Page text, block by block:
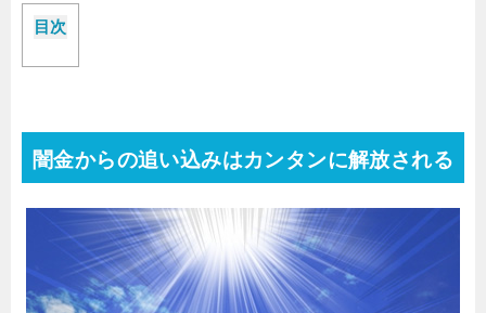
目次
闇金からの追い込みはカンタンに解放される